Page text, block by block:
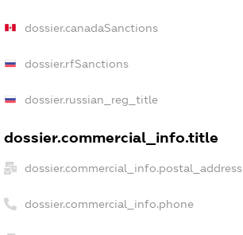
dossier.canadaSanctions
dossier.rfSanctions
dossier.russian_reg_title
dossier.commercial_info.title
dossier.commercial_info.postal_address
dossier.commercial_info.phone